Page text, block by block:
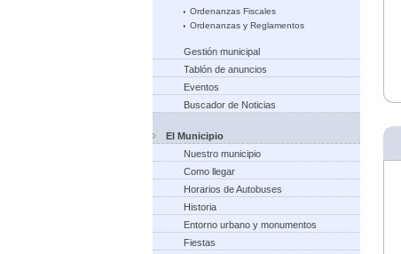
Ordenanzas Fiscales
Ordenanzas y Reglamentos
Gestión municipal
Tablón de anuncios
Eventos
Buscador de Noticias
El Municipio
Nuestro municipio
Como llegar
Horarios de Autobuses
Historia
Entorno urbano y monumentos
Fiestas